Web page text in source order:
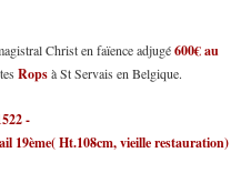
Christ en faïence adjugé600€ au
Ropsà St Servais en Belgique.
-
19ème( Ht.108cm, vieille restauration)